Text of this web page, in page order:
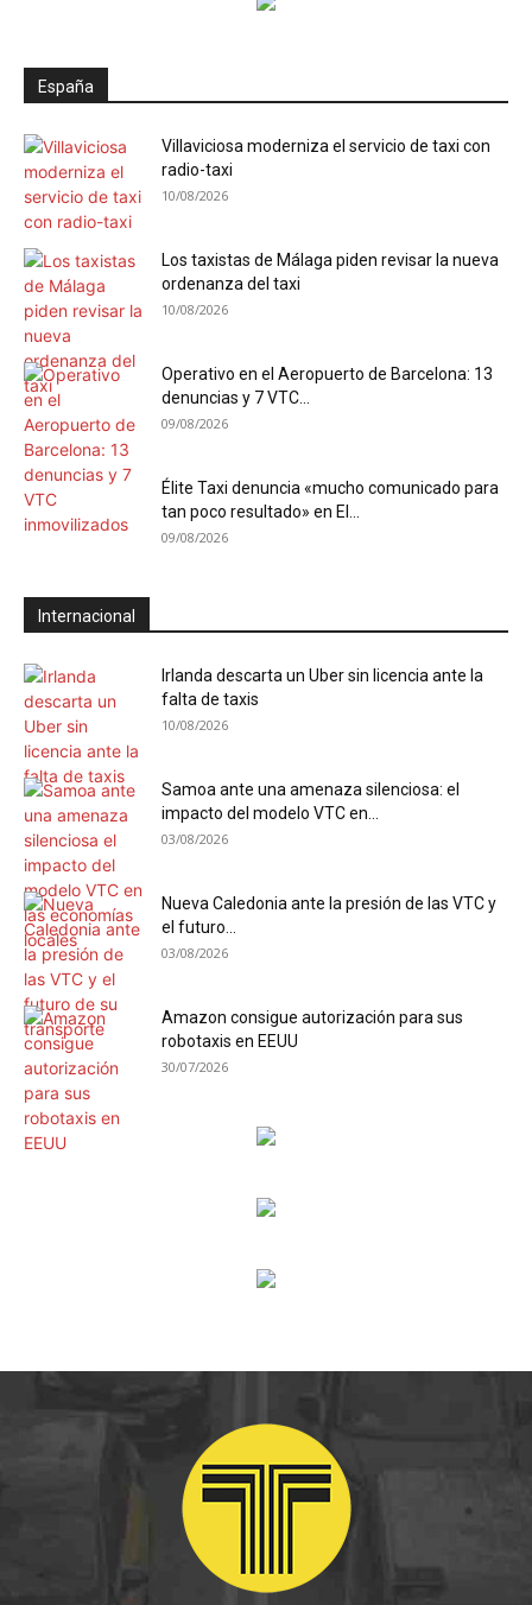
España
Villaviciosa moderniza el servicio de taxi con
radio-taxi
10/08/2026
Los taxistas de Málaga piden revisar la nueva
ordenanza del taxi
10/08/2026
Operativo en el Aeropuerto de Barcelona: 13
denuncias y 7 VTC...
09/08/2026
Élite Taxi denuncia «mucho comunicado para
tan poco resultado» en El...
09/08/2026
Internacional
Irlanda descarta un Uber sin licencia ante la
falta de taxis
10/08/2026
Samoa ante una amenaza silenciosa: el
impacto del modelo VTC en...
03/08/2026
Nueva Caledonia ante la presión de las VTC y
el futuro...
03/08/2026
Amazon consigue autorización para sus
robotaxis en EEUU
30/07/2026